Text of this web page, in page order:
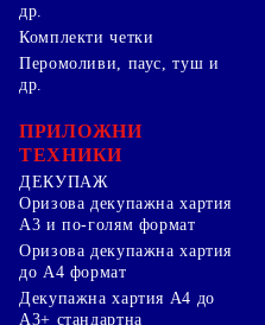
др.
Комплекти четки
Перомоливи, паус, туш и
др.
ПРИЛОЖНИ
ТЕХНИКИ
ДЕКУПАЖ
Оризова декупажна хартия
А3 и по-голям формат
Оризова декупажна хартия
до А4 формат
Декупажна хартия А4 до
А3+ стандартна